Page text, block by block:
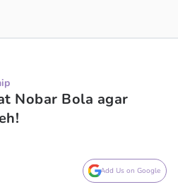
Nobar Bola agar
Add Us on Google